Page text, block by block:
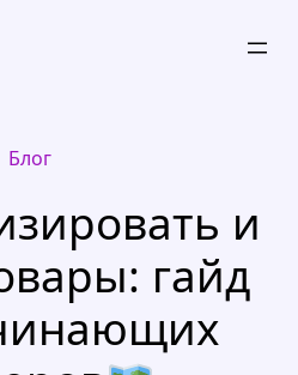
Блог
и
гайд